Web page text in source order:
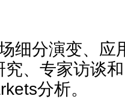
细分演变、应
究、专家访谈和
分析。